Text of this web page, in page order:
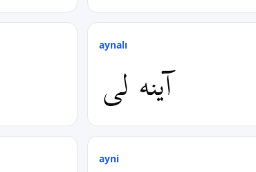
aynalı
آینه لی
ayni